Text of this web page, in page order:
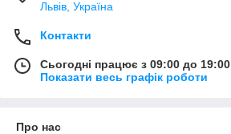
Львів, Україна
Контакти
Сьогодні працює з 09:00 до 19:00
Показати весь графік роботи
Про нас